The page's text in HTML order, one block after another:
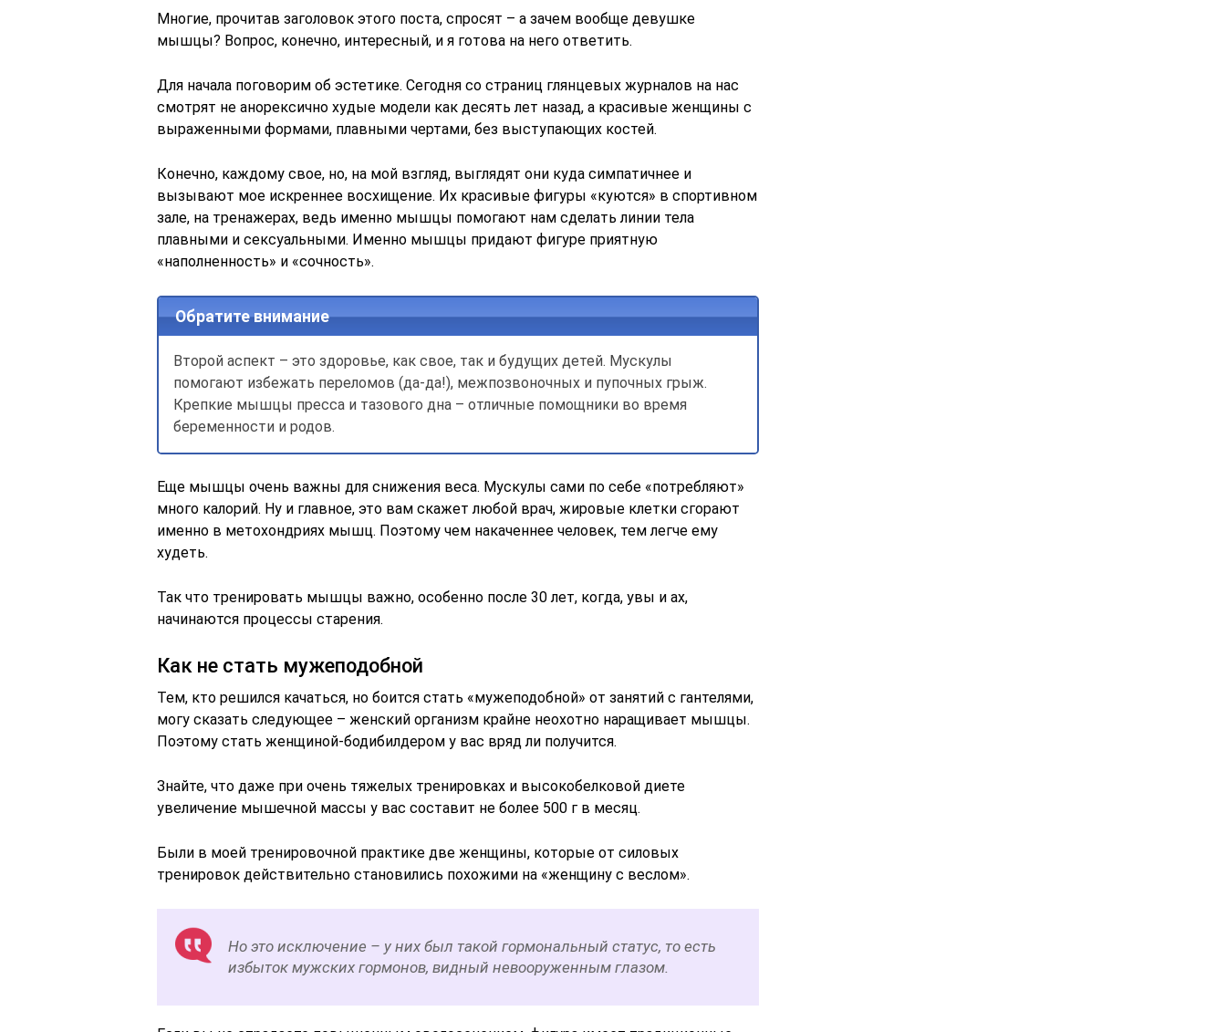
Многие, прочитав заголовок этого поста, спросят – а зачем вообще девушке
мышцы? Вопрос, конечно, интересный, и я готова на него ответить.
Для начала поговорим об эстетике. Сегодня со страниц глянцевых журналов на нас
смотрят не анорексично худые модели как десять лет назад, а красивые женщины с
выраженными формами, плавными чертами, без выступающих костей.
Конечно, каждому свое, но, на мой взгляд, выглядят они куда симпатичнее и
вызывают мое искреннее восхищение. Их красивые фигуры «куются» в спортивном
зале, на тренажерах, ведь именно мышцы помогают нам сделать линии тела
плавными и сексуальными. Именно мышцы придают фигуре приятную
«наполненность» и «сочность».
Обратите внимание
Второй аспект – это здоровье, как свое, так и будущих детей. Мускулы
помогают избежать переломов (да-да!), межпозвоночных и пупочных грыж.
Крепкие мышцы пресса и тазового дна – отличные помощники во время
беременности и родов.
Еще мышцы очень важны для снижения веса. Мускулы сами по себе «потребляют»
много калорий. Ну и главное, это вам скажет любой врач, жировые клетки сгорают
именно в метохондриях мышц. Поэтому чем накаченнее человек, тем легче ему
худеть.
Так что тренировать мышцы важно, особенно после 30 лет, когда, увы и ах,
начинаются процессы старения.
Как не стать мужеподобной
Тем, кто решился качаться, но боится стать «мужеподобной» от занятий с гантелями,
могу сказать следующее – женский организм крайне неохотно наращивает мышцы.
Поэтому стать женщиной-бодибилдером у вас вряд ли получится.
Знайте, что даже при очень тяжелых тренировках и высокобелковой диете
увеличение мышечной массы у вас составит не более 500 г в месяц.
Были в моей тренировочной практике две женщины, которые от силовых
тренировок действительно становились похожими на «женщину с веслом».
Но это исключение – у них был такой гормональный статус, то есть
избыток мужских гормонов, видный невооруженным глазом.